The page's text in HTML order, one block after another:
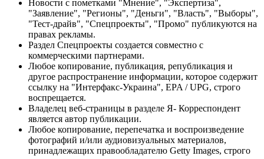
Новости с пометками "Мнение", "Экспертиза",
"Заявление", "Регионы", "Деньги", "Власть", "Выборы",
"Тест-драйв", "Спецпроекты", "Промо" публикуются на
правах рекламы.
Раздел Спецпроекты создается совместно с
коммерческими партнерами.
Любое копирование, публикация, републикация и
другое распространение информации, которое содержит
ссылку на "Интерфакс-Украина", EPA / UPG, строго
воспрещается.
Владелец веб-страницы в разделе Я- Корреспондент
является автор публикации.
Любое копирование, перепечатка и воспроизведение
фотографий и/или аудиовизуальных материалов,
принадлежащих правообладателю Getty Images, строго